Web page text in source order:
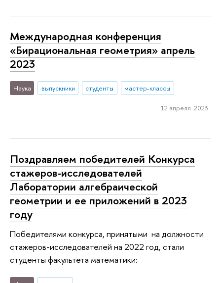
Международная конференция
«Бирациональная геометрия» апрель
2023
Наука выпускники студенты мастер-классы
12 апреля 2023
Поздравляем победителей Конкурса
стажеров-исследователей
Лаборатории алгебраической
геометрии и ее приложений в 2023
году
Победителями конкурса, принятыми на должности
стажеров-исследователей на 2022 год, стали
студенты факультета математики: